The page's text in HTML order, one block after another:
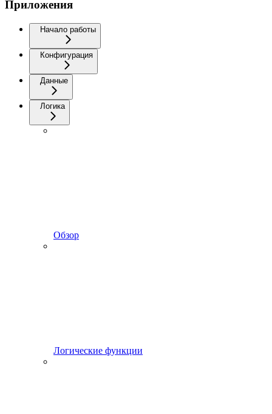
Приложения
Начало работы
Конфигурация
Данные
Логика
Обзор
Логические функции